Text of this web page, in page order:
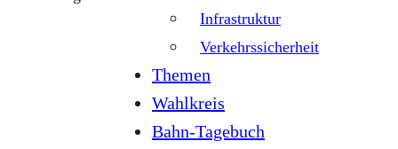
Infrastruktur
Verkehrssicherheit
Themen
Wahlkreis
Bahn-Tagebuch